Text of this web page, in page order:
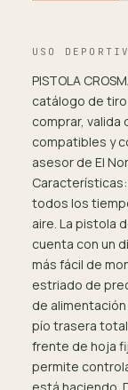
USO
PISTOLA
catálogo de
comprar,
compatibles y
asesor de El
todos los
aire. La pistola
cuenta con un
más fácil de
estriado de
de alimentación
pío trasera
frente de hoja
permite